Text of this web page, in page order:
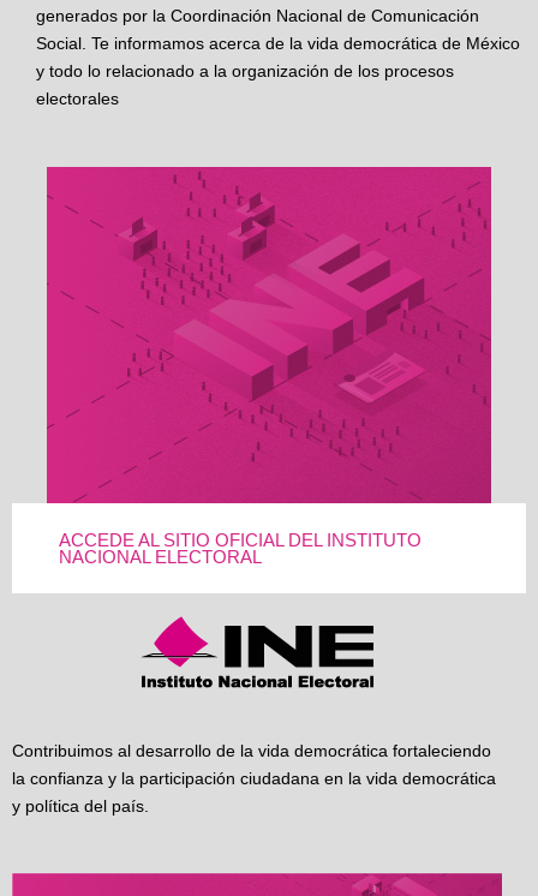
generados por la Coordinación Nacional de Comunicación
Social. Te informamos acerca de la vida democrática de México
y todo lo relacionado a la organización de los procesos
electorales
ACCEDE AL SITIO OFICIAL DEL INSTITUTO
NACIONAL ELECTORAL
Contribuimos al desarrollo de la vida democrática fortaleciendo
la confianza y la participación ciudadana en la vida democrática
y política del país.